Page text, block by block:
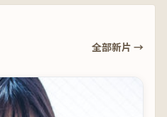
全部新片 →